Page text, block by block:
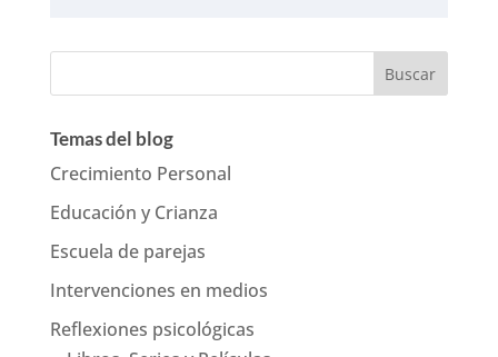
Temas del blog
Crecimiento Personal
Educación y Crianza
Escuela de parejas
Intervenciones en medios
Reflexiones psicológicas